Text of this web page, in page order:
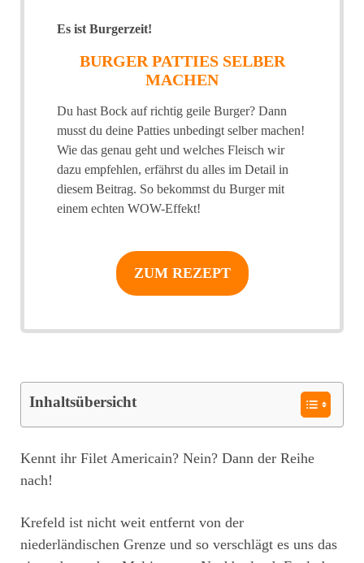
Es ist Burgerzeit!
BURGER PATTIES SELBER
MACHEN
Du hast Bock auf richtig geile Burger? Dann
musst du deine Patties unbedingt selber machen!
Wie das genau geht und welches Fleisch wir
dazu empfehlen, erfährst du alles im Detail in
diesem Beitrag. So bekommst du Burger mit
einem echten WOW-Effekt!
ZUM REZEPT
Inhaltsübersicht
Kennt ihr Filet Americain? Nein? Dann der Reihe
nach!
Krefeld ist nicht weit entfernt von der
niederländischen Grenze und so verschlägt es uns das